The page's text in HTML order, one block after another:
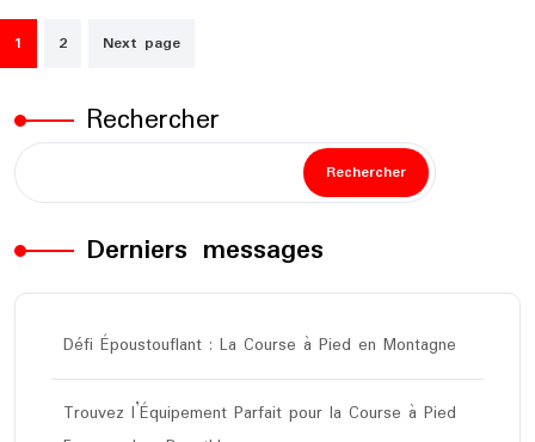
Pagination
des
publications
1 2 Next page
Rechercher
Rechercher
Derniers messages
Défi Époustouflant : La Course à Pied en Montagne
Trouvez l’Équipement Parfait pour la Course à Pied